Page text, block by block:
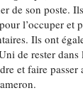
de son poste.
l’occuper et
Ils ont
de rester
et faire